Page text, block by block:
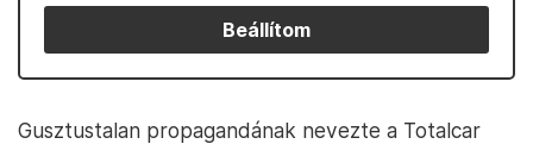
Beállítom
Gusztustalan propagandának nevezte a Totalcar